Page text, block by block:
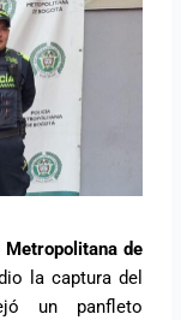
Metropolitana de
la captura del
un panfleto